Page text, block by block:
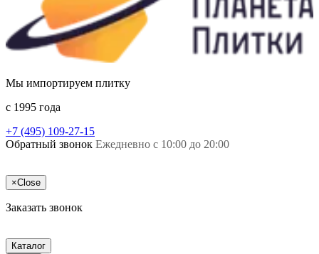
Мы импортируем плитку
c 1995 года
+7 (495) 109-27-15
Обратный звонок Ежедневно с 10:00 до 20:00
×Close
Заказать звонок
Каталог